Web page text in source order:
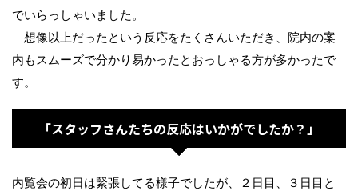
でいらっしゃいました。
想像以上だったという反応をたくさんいただき、院内の案
内もスムーズで分かり易かったとおっしゃる方が多かったで
す。
「スタッフさんたちの反応はいかがでしたか？」
内覧会の初日は緊張してる様子でしたが、２日目、３日目と